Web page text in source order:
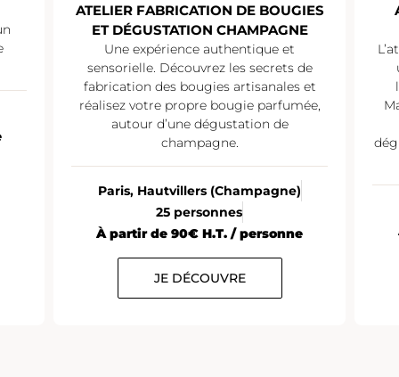
ATELIER FABRICATION DE BOUGIES
ET DÉGUSTATION CHAMPAGNE
Une expérience authentique et
sensorielle. Découvrez les secrets de
fabrication des bougies artisanales et
réalisez votre propre bougie parfumée,
autour d’une dégustation de
champagne.
Paris, Hautvillers (Champagne)
25 personnes
À partir de 90€ H.T. / personne
JE DÉCOUVRE